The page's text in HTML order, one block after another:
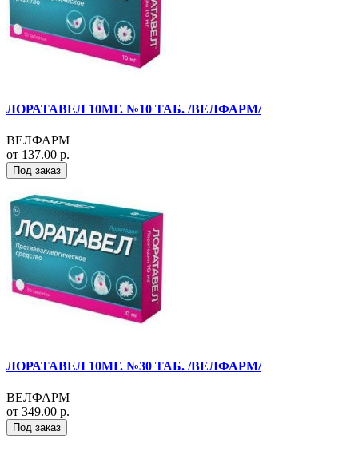
ЛОРАТАВЕЛ 10МГ. №10 ТАБ. /ВЕЛФАРМ/
ВЕЛФАРМ
от 137.00 р.
Под заказ
ЛОРАТАВЕЛ 10МГ. №30 ТАБ. /ВЕЛФАРМ/
ВЕЛФАРМ
от 349.00 р.
Под заказ